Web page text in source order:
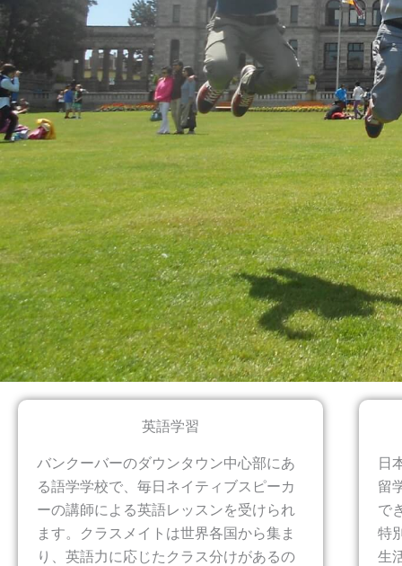
英語学習
バンクーバーのダウンタウン中心部にあ
る語学学校で、毎日ネイティブスピーカ
ーの講師による英語レッスンを受けられ
ます。クラスメイトは世界各国から集ま
り、英語力に応じたクラス分けがあるの
日
留
で
特
生